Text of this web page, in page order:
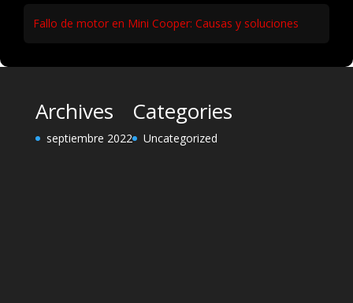
Fallo de motor en Mini Cooper: Causas y soluciones
Archives
septiembre 2022
Categories
Uncategorized